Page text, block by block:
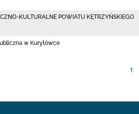
KULTURALNE POWIATU KĘTRZYŃSKIEGO
w Kuryłówce
1